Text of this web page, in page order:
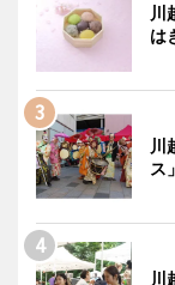
川
は
川
ス
川